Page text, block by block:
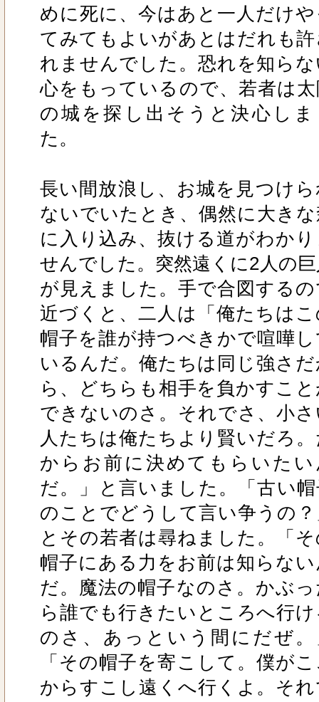
めに死に、今はあと一人だけや
てみてもよいがあとはだれも許
れませんでした。恐れを知らな
心をもっているので、若者は太
の城を探し出そうと決心しま
た。
長い間放浪し、お城を見つけら
ないでいたとき、偶然に大きな
に入り込み、抜ける道がわかり
せんでした。突然遠くに2人の
が見えました。手で合図するの
近づくと、二人は「俺たちはこ
帽子を誰が持つべきかで喧嘩し
いるんだ。俺たちは同じ強さだ
ら、どちらも相手を負かすこと
できないのさ。それでさ、小さ
人たちは俺たちより賢いだろ
からお前に決めてもらいたい
だ。」と言いました。「古い帽
のことでどうして言い争うの？
とその若者は尋ねました。「そ
帽子にある力をお前は知らない
だ。魔法の帽子なのさ。かぶっ
ら誰でも行きたいところへ行け
のさ、あっという間にだぜ。
「その帽子を寄こして。僕が
からすこし遠くへ行くよ。それ